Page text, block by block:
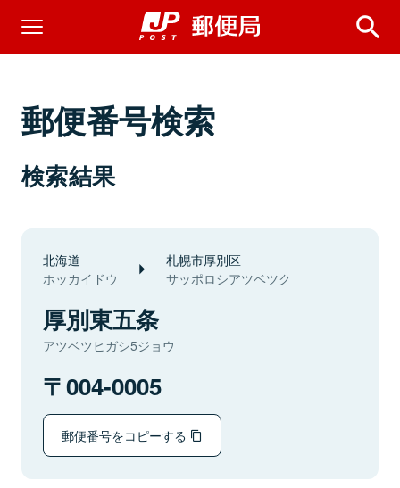
郵便番号検索
検索結果
北海道
ホッカイドウ
札幌市厚別区
サッポロシアツベツク
厚別東五条
アツベツヒガシ5ジョウ
004-0005
郵便番号をコピーする